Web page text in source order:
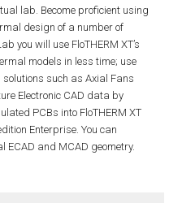
lab. Become proficient using
design of a number of
you will use FloTHERM XT’s
models in less time; use
such as Axial Fans
Electronic CAD data by
PCBs into FloTHERM XT
Enterprise. You can
ECAD and MCAD geometry.